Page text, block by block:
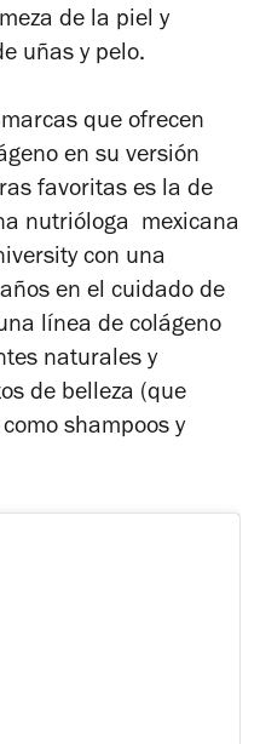
de la piel y
uñas y pelo.
que ofrecen
en su versión
favoritas es la de
nutrióloga mexicana
con una
en el cuidado de
línea de colágeno
naturales y
de belleza (que
shampoos y